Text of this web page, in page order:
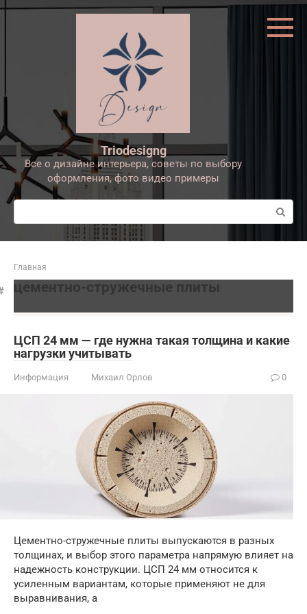
Перейти
Triodesigng
Все о дизайне интерьера, советы по выбору
оформления, фото видео примеры
Поиск:
Главная
цементно-стружечные плиты
ЦСП 24 мм — где нужна такая толщина и какие
нагрузки учитывать
Информация Михаил Орлов 0
Цементно-стружечные плиты выпускаются в разных
толщинах, и выбор этого параметра напрямую влияет на
надежность конструкции. ЦСП 24 мм относится к
усиленным вариантам, которые применяют не для
выравнивания, а